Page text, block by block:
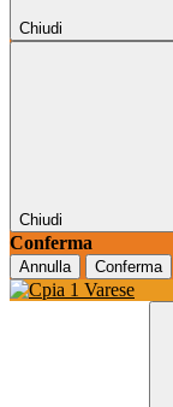
Chiudi
Chiudi
Conferma
Annulla Conferma